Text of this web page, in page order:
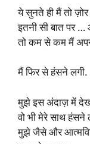
ये सुनते ही मैं तो
इतनी सी बात पर
तो कम से कम मैं
मैं फिर से हंसने लगी.
मुझे इस अंदाज़ में देख
वो भी मेरे साथ हंसने
मुझे जैसे और